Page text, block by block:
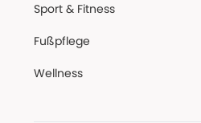
Sport & Fitness
Fußpflege
Wellness